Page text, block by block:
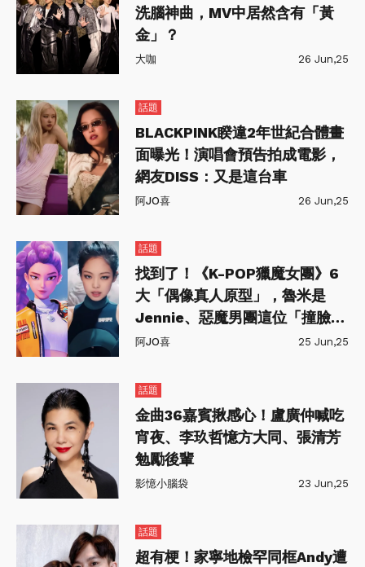
洗腦神曲，MV中居然含有「黃
金」？
大咖 26 Jun,25
話題
BLACKPINK睽違2年世紀合體畫
面曝光！演唱會預告拍成電影，
網友DISS：又是這台車
阿JO喜 26 Jun,25
話題
找到了！《K-POP獵魔女團》6
大「偶像真人原型」，魯米是
Jennie、惡魔男團這位「撞臉朴
智旻」
阿JO喜 25 Jun,25
話題
金曲36嘉賓揪感心！盧廣仲喊吃
宵夜、李玖哲憶方大同、張清芳
勉勵後輩
影憶小腦袋 23 Jun,25
話題
超有梗！家寧地檢罕同框Andy遭